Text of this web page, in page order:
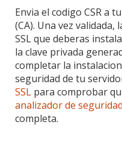
Envia el codigo CSR a
(CA). Una vez validada,
SSL que deberas
la clave privada
completar la
seguridad de tu
SSL para comprobar
analizador de
completa.